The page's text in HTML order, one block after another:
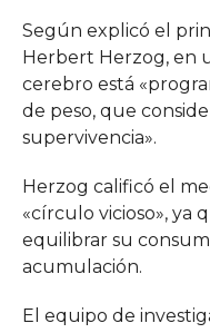
Según explicó el
Herbert Herzog, en
cerebro está
de peso, que
supervivencia».
Herzog calificó el
«círculo vicioso», ya
equilibrar su
acumulación.
El equipo de